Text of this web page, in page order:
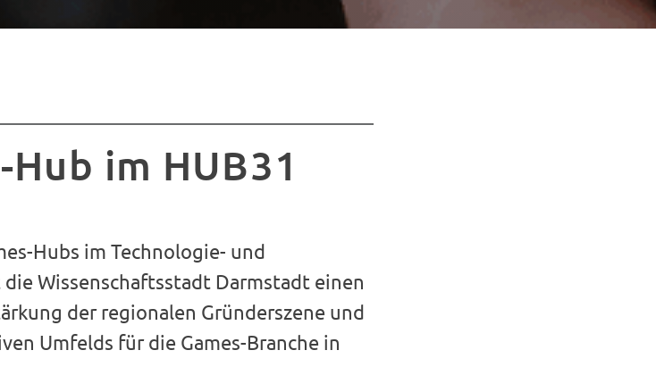
im HUB31
Hubs im Technologie- und
Wissenschaftsstadt Darmstadt einen
der regionalen Gründerszene und
Umfelds für die Games-Branche in